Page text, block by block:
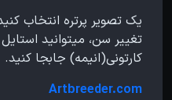
یک تصویر پرتره انتخاب
تغییر سن، میتوانید
کارتونی(انیمه) جابجا کنید.
Artbreeder.com